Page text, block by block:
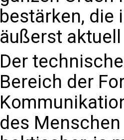
bestärken, die
äußerst
Der
Bereich der
des